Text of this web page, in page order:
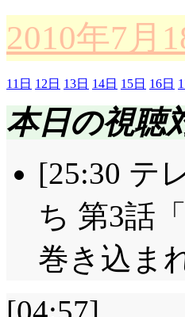
ど, 紬は
「なんか
り, ドキ
のせい, そ
ランナー
い込まれ
純に追い
んだっけ
候補にし
2010年7月
11日 12日 13日 14日 15日 16日
本日の視聴
[25:30 テ
ち 第3話
巻き込ま